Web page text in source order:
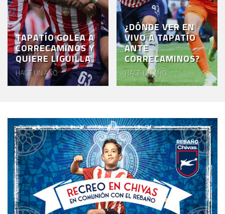
TAPATÍO GOLEA A
CORRECAMINOS Y
QUIERE LIGUILLA
HACE UN AÑO
¿DÓNDE VER EN
VIVO A TAPATÍO
ANTE
CORRECAMINOS?
HACE UN AÑO